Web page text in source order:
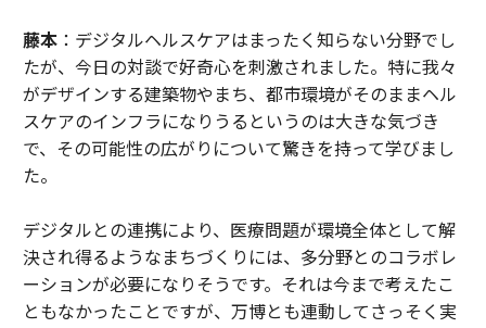
藤本：デジタルヘルスケアはまったく知らない分野でし
たが、今日の対談で好奇心を刺激されました。特に我々
がデザインする建築物やまち、都市環境がそのままヘル
スケアのインフラになりうるというのは大きな気づき
で、その可能性の広がりについて驚きを持って学びまし
た。
デジタルとの連携により、医療問題が環境全体として解
決され得るようなまちづくりには、多分野とのコラボレ
ーションが必要になりそうです。それは今まで考えたこ
ともなかったことですが、万博とも連動してさっそく実